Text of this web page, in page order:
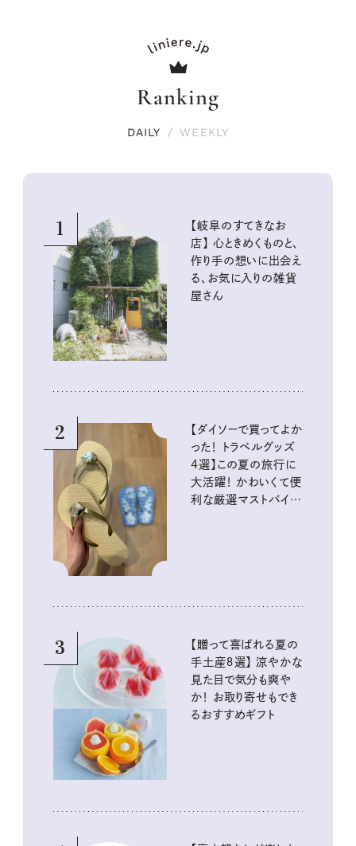
Ranking
DAILY / WEEKLY
1
【岐阜のすてきなお
店】 心ときめくものと、
作り手の想いに出会え
る、お気に入りの雑貨
屋さん
2
【ダイソーで買ってよか
った！ トラベルグッズ
4選】この夏の旅行に
大活躍！ かわいくて便
利な厳選マストバイア
3
【贈って喜ばれる夏の
手土産８選】 涼やかな
見た目で気分も爽や
か！ お取り寄せもでき
るおすすめギフト